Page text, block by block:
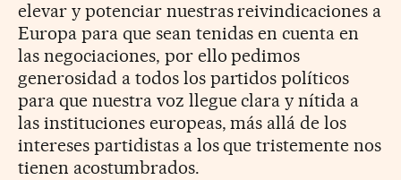
elevar y potenciar nuestras reivindicaciones a
Europa para que sean tenidas en cuenta en
las negociaciones, por ello pedimos
generosidad a todos los partidos políticos
para que nuestra voz llegue clara y nítida a
las instituciones europeas, más allá de los
intereses partidistas a los que tristemente nos
tienen acostumbrados.